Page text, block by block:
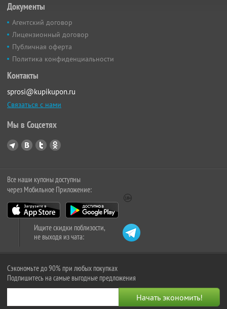
Документы
Агентский договор
Лицензионный договор
Публичная оферта
Политика конфиденциальности
Контакты
sprosi@kupikupon.ru
Связаться с нами
Мы в Соцсетях
Все наши купоны доступны
через Мобильное Приложение:
Ищите скидки поблизости,
не выходя из чата:
Сэкономьте до 90% при любых покупках
Подпишитесь на самые выгодные предложения